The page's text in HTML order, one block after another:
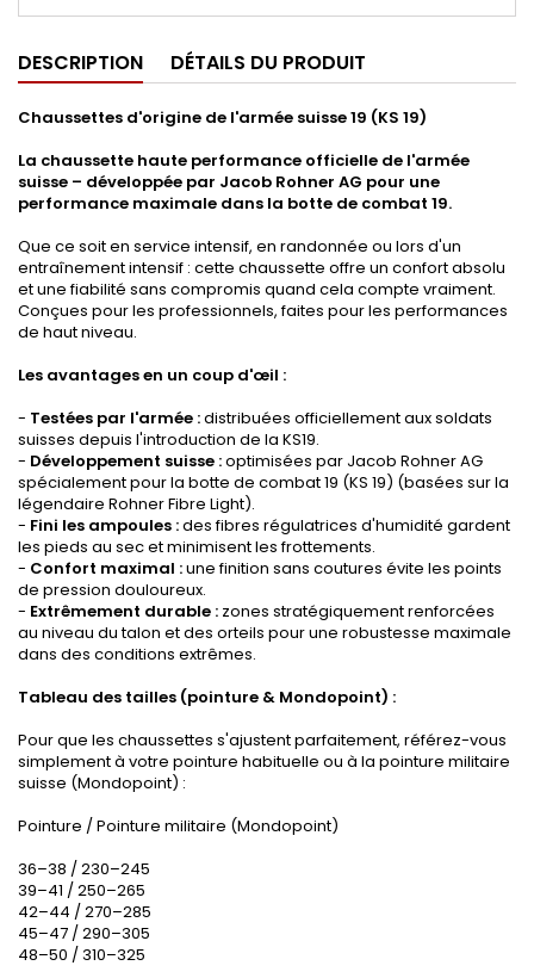
DESCRIPTION DÉTAILS DU PRODUIT
Chaussettes d'origine de l'armée suisse 19 (KS 19)
La chaussette haute performance officielle de l'armée
suisse – développée par Jacob Rohner AG pour une
performance maximale dans la botte de combat 19.
Que ce soit en service intensif, en randonnée ou lors d'un
entraînement intensif : cette chaussette offre un confort absolu
et une fiabilité sans compromis quand cela compte vraiment.
Conçues pour les professionnels, faites pour les performances
de haut niveau.
Les avantages en un coup d'œil :
- Testées par l'armée :distribuées officiellement aux soldats
suisses depuis l'introduction de la KS19.
- Développement suisse :optimisées par Jacob Rohner AG
spécialement pour la botte de combat 19 (KS 19) (basées sur la
légendaire Rohner Fibre Light).
- Fini les ampoules :des fibres régulatrices d'humidité gardent
les pieds au sec et minimisent les frottements.
- Confort maximal :une finition sans coutures évite les points
de pression douloureux.
- Extrêmement durable : zones stratégiquement renforcées
au niveau du talon et des orteils pour une robustesse maximale
dans des conditions extrêmes.
Tableau des tailles (pointure & Mondopoint) :
Pour que les chaussettes s'ajustent parfaitement, référez-vous
simplement à votre pointure habituelle ou à la pointure militaire
suisse (Mondopoint) :
Pointure / Pointure militaire (Mondopoint)
36–38 / 230–245
39–41 / 250–265
42–44 / 270–285
45–47 / 290–305
48–50 / 310–325